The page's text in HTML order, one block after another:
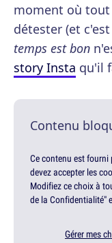
moment où tout
détester (et
temps est bon
story Insta qu'il
Contenu
Ce contenu est
devez accepter les
Modifiez ce choix à
de la Confidentialité"
Gérer mes